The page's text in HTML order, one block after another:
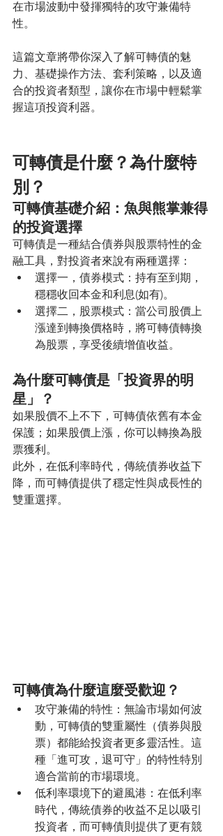
在市場波動中發揮獨特的攻守兼備特
性。
這篇文章將帶你深入了解可轉債的魅
力、基礎操作方法、套利策略，以及適
合的投資者類型，讓你在市場中輕鬆掌
握這項投資利器。
可轉債是什麼？為什麼特
別？
可轉債基礎介紹：魚與熊掌兼得
的投資選擇
可轉債是一種結合債券與股票特性的金
融工具，對投資者來說有兩種選擇：
選擇一，債券模式：持有至到期，
穩穩收回本金和利息(如有)。
選擇二，股票模式：當公司股價上
漲達到轉換價格時，將可轉債轉換
為股票，享受後續增值收益。
為什麼可轉債是「投資界的明
星」？
如果股價不上不下，可轉債依舊有本金
保護；如果股價上漲，你可以轉換為股
票獲利。
此外，在低利率時代，傳統債券收益下
降，而可轉債提供了穩定性與成長性的
雙重選擇。
可轉債為什麼這麼受歡迎？
攻守兼備的特性：無論市場如何波
動，可轉債的雙重屬性（債券與股
票）都能給投資者更多靈活性。這
種「進可攻，退可守」的特性特別
適合當前的市場環境。
低利率環境下的避風港：在低利率
時代，傳統債券的收益不足以吸引
投資者，而可轉債則提供了更有競